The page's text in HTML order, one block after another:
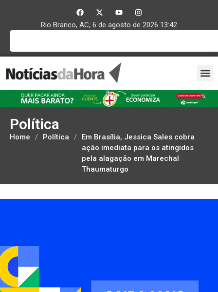
Rio Branco, AC, 6 de agosto de 2026 13:42
Política
Home / Política /
Em Brasília, Jessica Sales cobra
ação imediata para os atingidos
pela alagação em Marechal
Thaumaturgo